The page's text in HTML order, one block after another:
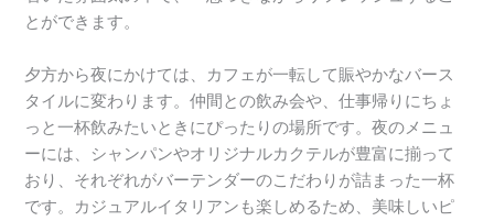
とができます。
夕方から夜にかけては、カフェが一転して賑やかなバース
タイルに変わります。仲間との飲み会や、仕事帰りにちょ
っと一杯飲みたいときにぴったりの場所です。夜のメニュ
ーには、シャンパンやオリジナルカクテルが豊富に揃って
おり、それぞれがバーテンダーのこだわりが詰まった一杯
です。カジュアルイタリアンも楽しめるため、美味しいピ